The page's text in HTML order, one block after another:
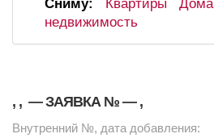
Сниму:
Квартиры Дома
недвижимость
, , — ЗАЯВКА № — ,
Внутренний №, дата добавления: